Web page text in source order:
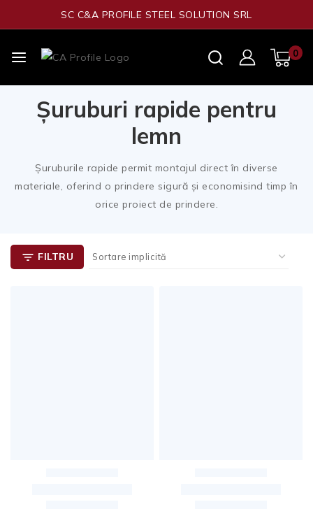
SC C&A PROFILE STEEL SOLUTION SRL
0
Șuruburi rapide pentru
lemn
Șuruburile rapide permit montajul direct în diverse
materiale, oferind o prindere sigură și economisind timp în
orice proiect de prindere.
FILTRU